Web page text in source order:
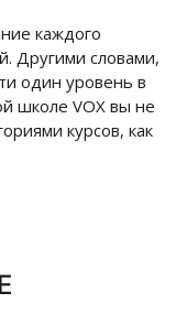
каждого
Другими словами,
один уровень в
школе VOX вы не
курсов, как